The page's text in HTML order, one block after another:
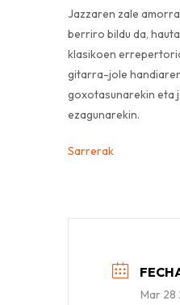
Jazzaren zale
berriro bildu da,
klasikoen
gitarra-jole
goxotasunarekin eta
ezagunarekin.
Sarrerak
Mar 28